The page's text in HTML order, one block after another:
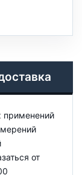
применений
от